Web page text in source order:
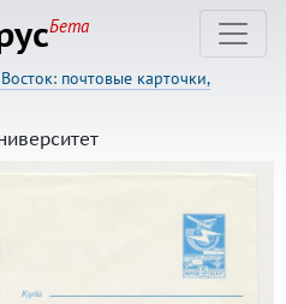
Бета
почтовые карточки,